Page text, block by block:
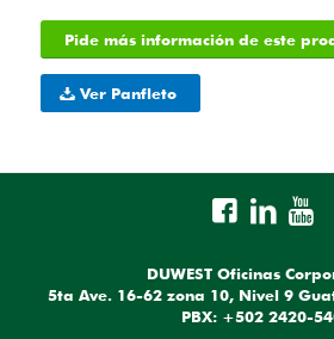
Pide más información de este
Ver Panfleto
DUWEST Oficinas
5ta Ave. 16-62 zona 10, Nivel 9
PBX: +502 2420-